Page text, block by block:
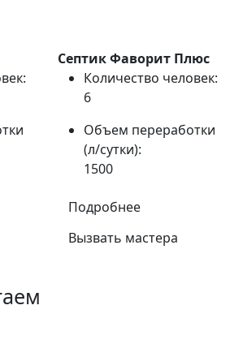
Септик Фаворит Плюс
Количество человек:
6
Объем переработки
(л/сутки):
1500
Подробнее
Вызвать мастера